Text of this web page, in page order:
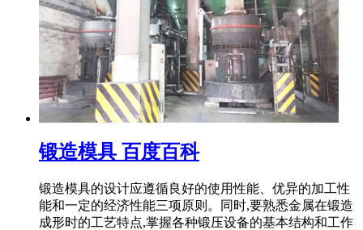
锻造模具 百度百科
锻造模具的设计应遵循良好的使用性能、优异的加工性
能和一定的经济性能三项原则。同时,要熟悉金属在锻造
成形时的工艺特点,掌握各种锻压设备的基本结构和工作